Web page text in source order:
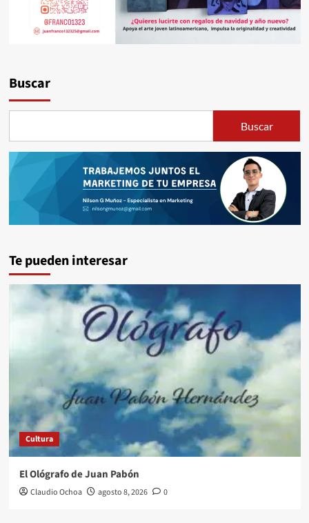
Buscar
Buscar
Te pueden interesar
Cultura
El Ológrafo de Juan Pabón
Claudio Ochoa agosto 8, 2026 0